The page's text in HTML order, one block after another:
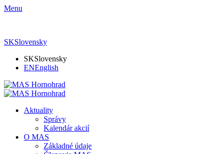
Menu
SKSlovensky
SKSlovensky
ENEnglish
Aktuality
Správy
Kalendár akcií
O MAS
Základné údaje